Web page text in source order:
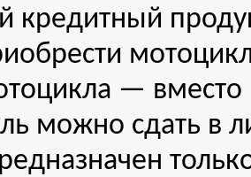
кредитный
— вместо
можно сдать в